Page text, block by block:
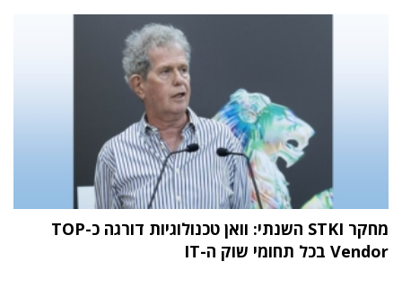
מחקר STKI השנתי: וואן טכנולוגיות דורגה כ-TOP
Vendor בכל תחומי שוק ה-IT